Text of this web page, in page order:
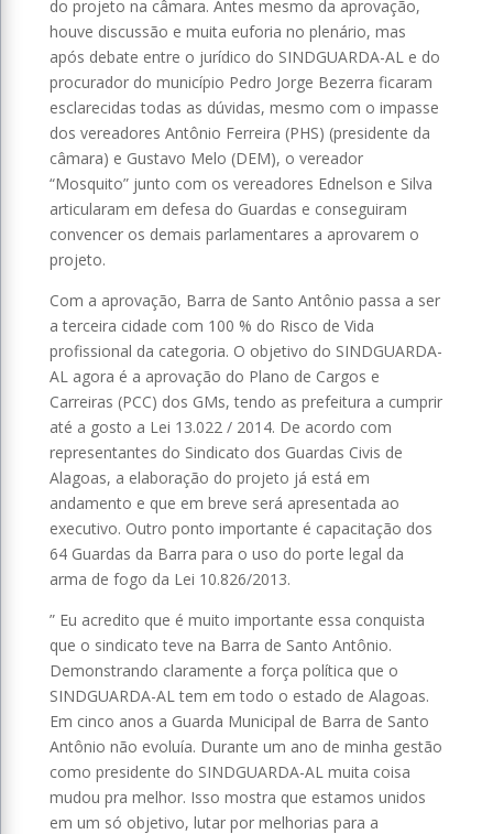
do projeto na câmara. Antes mesmo da aprovação,
houve discussão e muita euforia no plenário, mas
após debate entre o jurídico do SINDGUARDA-AL e do
procurador do município Pedro Jorge Bezerra ficaram
esclarecidas todas as dúvidas, mesmo com o impasse
dos vereadores Antônio Ferreira (PHS) (presidente da
câmara) e Gustavo Melo (DEM), o vereador
“Mosquito” junto com os vereadores Ednelson e Silva
articularam em defesa do Guardas e conseguiram
convencer os demais parlamentares a aprovarem o
projeto.
Com a aprovação, Barra de Santo Antônio passa a ser
a terceira cidade com 100 % do Risco de Vida
profissional da categoria. O objetivo do SINDGUARDA-
AL agora é a aprovação do Plano de Cargos e
Carreiras (PCC) dos GMs, tendo as prefeitura a cumprir
até a gosto a Lei 13.022 / 2014. De acordo com
representantes do Sindicato dos Guardas Civis de
Alagoas, a elaboração do projeto já está em
andamento e que em breve será apresentada ao
executivo. Outro ponto importante é capacitação dos
64 Guardas da Barra para o uso do porte legal da
arma de fogo da Lei 10.826/2013.
” Eu acredito que é muito importante essa conquista
que o sindicato teve na Barra de Santo Antônio.
Demonstrando claramente a força política que o
SINDGUARDA-AL tem em todo o estado de Alagoas.
Em cinco anos a Guarda Municipal de Barra de Santo
Antônio não evoluía. Durante um ano de minha gestão
como presidente do SINDGUARDA-AL muita coisa
mudou pra melhor. Isso mostra que estamos unidos
em um só objetivo, lutar por melhorias para a